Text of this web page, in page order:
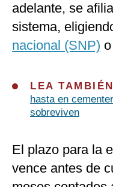
adelante, se
sistema,
nacional (SNP) o
LEA
hasta en
sobreviven
El plazo para la
vence antes de